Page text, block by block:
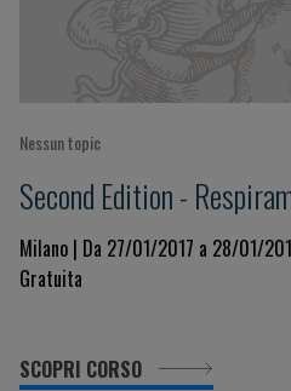
Nessun topic
Second Edition -
Milano | Da 27/01/2017 a 28/01/
Gratuita
SCOPRI CORSO